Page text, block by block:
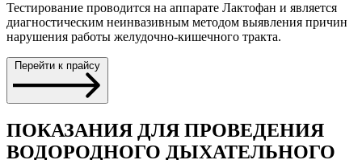
Тестирование проводится на аппарате Лактофан и является
диагностическим неинвазивным методом выявления причин
нарушения работы желудочно-кишечного тракта.
Перейти к прайсу
ПОКАЗАНИЯ ДЛЯ ПРОВЕДЕНИЯ
ВОДОРОДНОГО ДЫХАТЕЛЬНОГО